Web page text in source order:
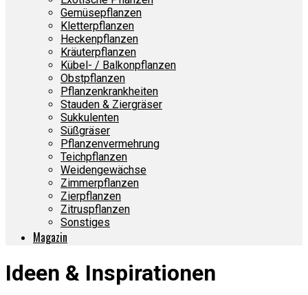
Gemüsepflanzen
Kletterpflanzen
Heckenpflanzen
Kräuterpflanzen
Kübel- / Balkonpflanzen
Obstpflanzen
Pflanzenkrankheiten
Stauden & Ziergräser
Sukkulenten
Süßgräser
Pflanzenvermehrung
Teichpflanzen
Weidengewächse
Zimmerpflanzen
Zierpflanzen
Zitruspflanzen
Sonstiges
Magazin
Ideen & Inspirationen